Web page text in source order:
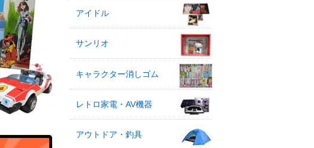
アイドル
サンリオ
キャラクター消しゴム
レトロ家電・AV機器
アウトドア・釣具